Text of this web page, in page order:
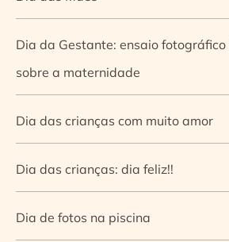
Dia da Gestante: ensaio
sobre a maternidade
Dia das crianças com muito amor
Dia das crianças: dia feliz!!
Dia de fotos na piscina